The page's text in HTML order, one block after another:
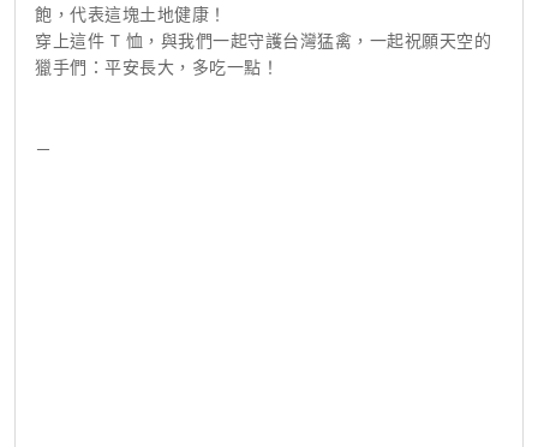
飽，代表這塊土地健康！
穿上這件 T 恤，與我們一起守護台灣猛禽，一起祝願天空的
獵手們：平安長大，多吃一點！
－